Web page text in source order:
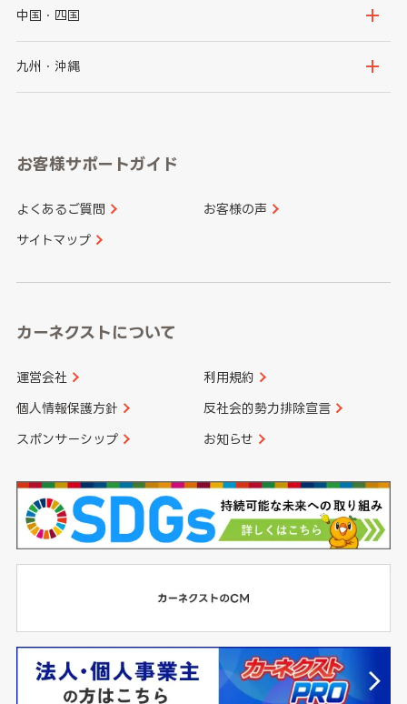
千葉県
石川県
山梨県
愛知県
大阪府
京都府
和歌山県
中国・四国
鳥取県
山口県
香川県 愛媛県
九州・沖縄
長崎県
大分県 宮崎県
お客様サポートガイド
よくあるご質問 お客様の声
サイトマップ
カーネクストについて
運営会社 利用規約
個人情報保護方針 反社会的勢力排除宣言
スポンサーシップ お知らせ